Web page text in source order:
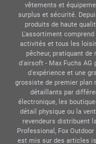
vêtements et
surplus et sécurité.
produits de haute
L'assortiment
activités et tous les
pêcheur, pratiquant de
d'airsoft - Max Fuchs AG
d'expérience et une
grossiste de premier plan
détaillants par
électronique, les
détail physique ou la
revendeurs distribuent
Professional, Fox
est mis sur des articles